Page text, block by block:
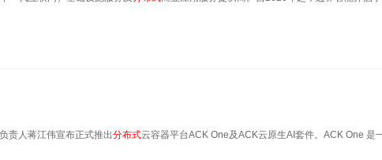
责人蒋江伟宣布正式推出分布式云容器平台ACK One及ACK云原生AI套件。ACK One 是